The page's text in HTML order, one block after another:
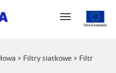
N
g
> Filtry siatkowe > Filtr